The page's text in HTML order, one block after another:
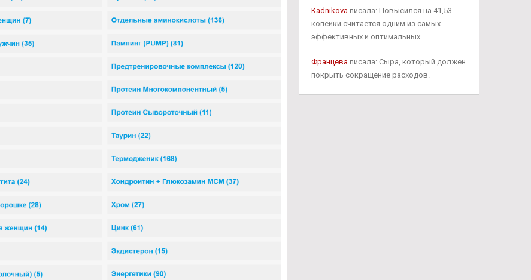
Kadnikovaписала: Повысился на 41,53
копейки считается одним из самых
эффективных и оптимальных.
Францеваписала: Сыра, который должен
покрыть сокращение расходов.